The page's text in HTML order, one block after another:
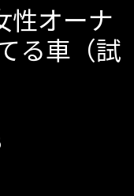
性オーナ
る車（試